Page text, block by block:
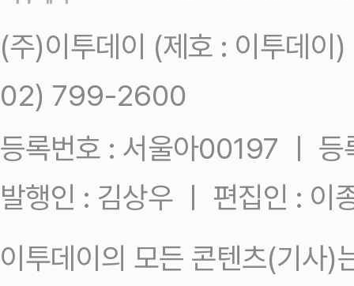
(주)이투데이 (제호 : 이투데
02) 799-2600
등록번호 : 서울아00197 ㅣ
발행인 : 김상우 ㅣ 편집인 : 이
이투데이의 모든 콘텐츠(기사)